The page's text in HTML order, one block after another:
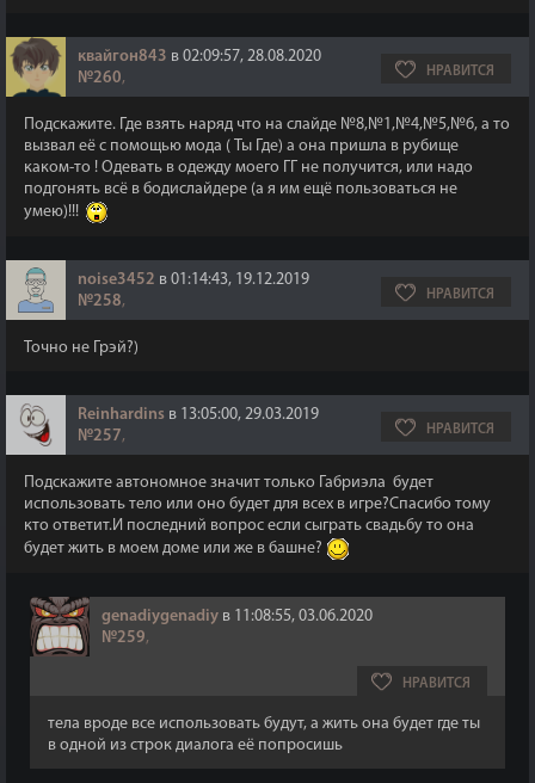
квайгон843 в 02:09:57, 28.08.2020
№260, НРАВИТСЯ
Подскажите. Где взять наряд что на слайде №8,№1,№4,№5,№6, а то
вызвал её с помощью мода ( Ты Где) а она пришла в рубище
каком-то ! Одевать в одежду моего ГГ не получится, или надо
подгонять всё в бодислайдере (а я им ещё пользоваться не
умею)!!!
noise3452 в 01:14:43, 19.12.2019
№258, НРАВИТСЯ
Точно не Грэй?)
Reinhardins в 13:05:00, 29.03.2019
№257, НРАВИТСЯ
Подскажите автономное значит только Габриэла будет
использовать тело или оно будет для всех в игре?Спасибо тому
кто ответит.И последний вопрос если сыграть свадьбу то она
будет жить в моем доме или же в башне?
genadiygenadiy в 11:08:55, 03.06.2020
№259,
НРАВИТСЯ
тела вроде все использовать будут, а жить она будет где ты
в одной из строк диалога её попросишь